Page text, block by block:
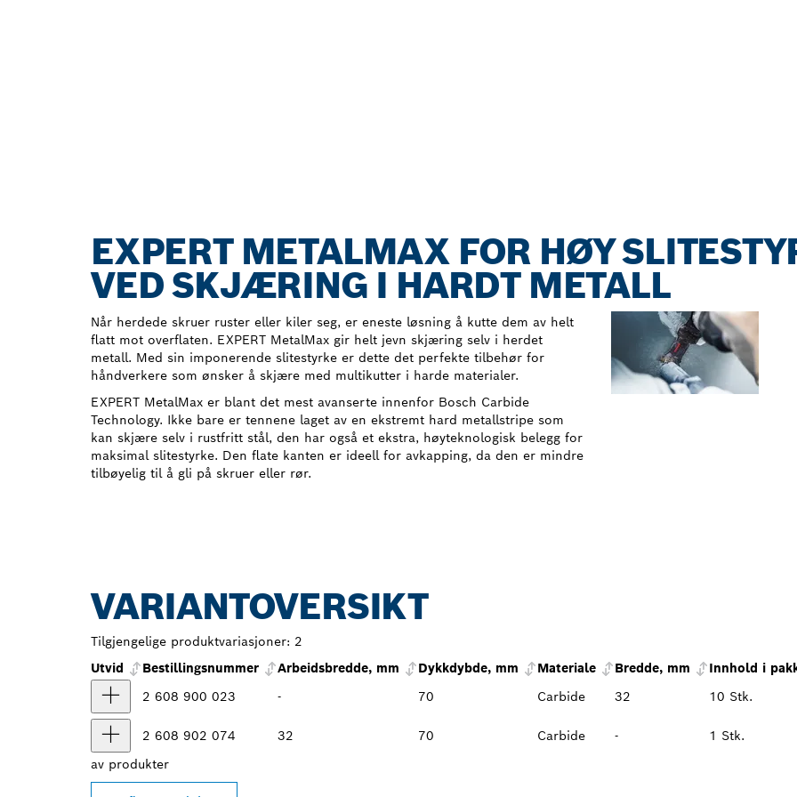
EXPERT METALMAX FOR HØY
VED SKJÆRING I HARDT METALL
Når herdede skruer ruster eller kiler seg, er eneste løsning å kutte dem av helt
flatt mot overflaten. EXPERT MetalMax gir helt jevn skjæring selv i herdet
metall. Med sin imponerende slitestyrke er dette det perfekte tilbehør for
håndverkere som ønsker å skjære med multikutter i harde materialer.
EXPERT MetalMax er blant det mest avanserte innenfor Bosch Carbide
Technology. Ikke bare er tennene laget av en ekstremt hard metallstripe som
kan skjære selv i rustfritt stål, den har også et ekstra, høyteknologisk belegg for
maksimal slitestyrke. Den flate kanten er ideell for avkapping, da den er mindre
tilbøyelig til å gli på skruer eller rør.
VARIANTOVERSIKT
Tilgjengelige produktvariasjoner: 2
Utvid
Bestillingsnummer Arbeidsbredde, mm Dykkdybde, mm Materiale Bredde, mm
Innhold i
2 608 900 023
- 70 Carbide 32 10 Stk.
2 608 902 074 32 70 Carbide -
1 Stk.
av produkter